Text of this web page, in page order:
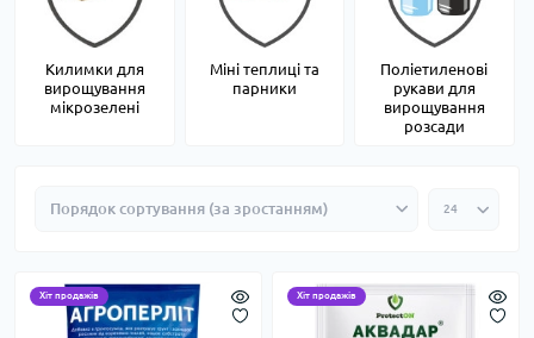
Килимки для
вирощування
мікрозелені
Міні теплиці та
парники
Поліетиленові
рукави для
вирощування
розсади
Хіт продажів Хіт продажів